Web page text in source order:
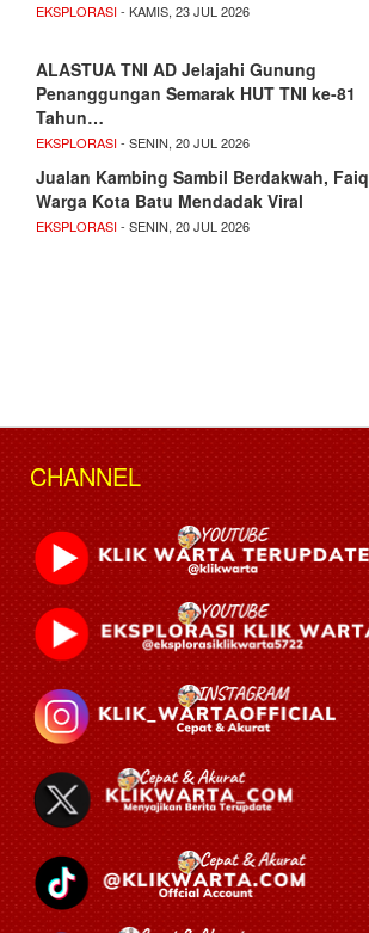
EKSPLORASI- KAMIS, 23 JUL 2026
ALASTUA TNI AD Jelajahi Gunung
Penanggungan Semarak HUT TNI ke-81
Tahun…
EKSPLORASI- SENIN, 20 JUL 2026
Jualan Kambing Sambil Berdakwah, Faiq
Warga Kota Batu Mendadak Viral
EKSPLORASI- SENIN, 20 JUL 2026
CHANNEL